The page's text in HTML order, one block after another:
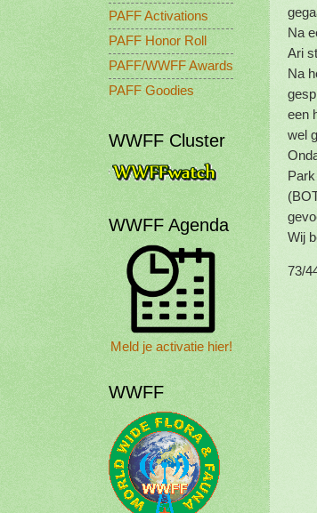
Na
Ari
Na
een
wel
Wij
73/
PAFF Activations
PAFF Honor Roll
PAFF/WWFF Awards
PAFF Goodies
WWFF Cluster
WWFF Agenda
Meld je activatie hier!
WWFF